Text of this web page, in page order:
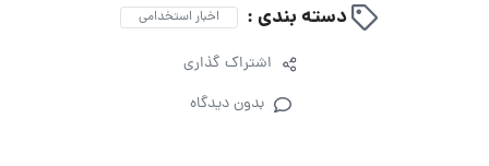
دسته بندی : اخبار استخدامی
اشتراک گذاری
بدون دیدگاه